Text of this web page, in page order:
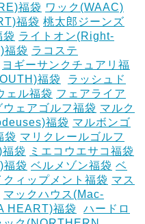
福袋 ワック(WAAC)
福袋 桃太郎ジーンズ
袋 ライトオン(Right-
福袋 ラコステ
ヨギーサンクチュアリ福
福袋
ラッシュド
ェル福袋 フェアライア
ウェアゴルフ福袋 マルク
福袋 マルボンゴ
袋 マリクレールゴルフ
袋
ミエコウエサコ福袋
福袋 ベルメゾン福袋 ベ
ィップメント福袋 マス
マックハウス(Mac-
HEART)福袋
ハードロ